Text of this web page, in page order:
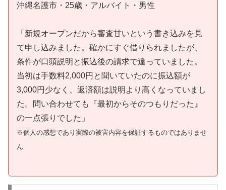
沖縄名護市・25歳・アルバイト・男性
「新規オープンだから審査甘いという書き込みを見
て申し込みました。確かにすぐ借りられましたが、
条件が口頭説明と振込後の請求で違っていました。
当初は手数料2,000円と聞いていたのに振込額が
3,000円少なく、返済額は説明より高くなっていまし
た。問い合わせても『最初からそのつもりだった』
の一点張りでした」
※個人の感想であり実際の被害内容を保証するものではありませ
ん